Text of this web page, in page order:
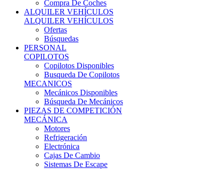
Compra De Coches
ALQUILER VEHÍCULOS
ALQUILER VEHÍCULOS
Ofertas
Búsquedas
PERSONAL
COPILOTOS
Copilotos Disponibles
Busqueda De Copilotos
MECANICOS
Mecánicos Disponibles
Búsqueda De Mecánicos
PIEZAS DE COMPETICIÓN
MECÁNICA
Motores
Refrigeración
Electrónica
Cajas De Cambio
Sistemas De Escape